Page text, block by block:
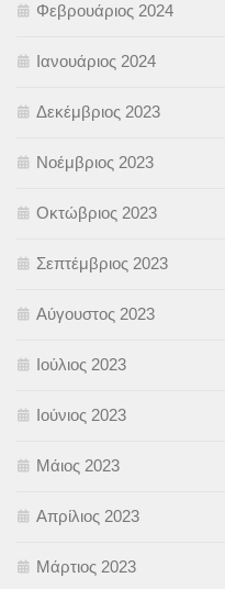
Φεβρουάριος 2024
Ιανουάριος 2024
Δεκέμβριος 2023
Νοέμβριος 2023
Οκτώβριος 2023
Σεπτέμβριος 2023
Αύγουστος 2023
Ιούλιος 2023
Ιούνιος 2023
Μάιος 2023
Απρίλιος 2023
Μάρτιος 2023